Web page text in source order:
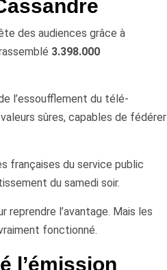
des audiences grâce à
3.398.000
l’essoufflement du télé-
sûres, capables de fédérer
françaises du service public
du samedi soir.
l’avantage. Mais les
fonctionné.
l’émission